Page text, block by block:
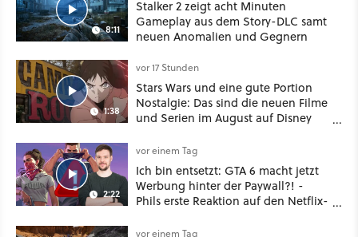
8:11
Stalker 2 zeigt acht Minuten
Gameplay aus dem Story-DLC samt
neuen Anomalien und Gegnern
1:38
vor 17 Stunden
Stars Wars und eine gute Portion
Nostalgie: Das sind die neuen Filme
und Serien im August auf Disney
2:22
vor einem Tag
Ich bin entsetzt: GTA 6 macht jetzt
Werbung hinter der Paywall?! -
Phils erste Reaktion auf den Netflix-
vor einem Tag